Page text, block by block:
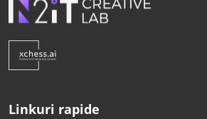
Linkuri rapide